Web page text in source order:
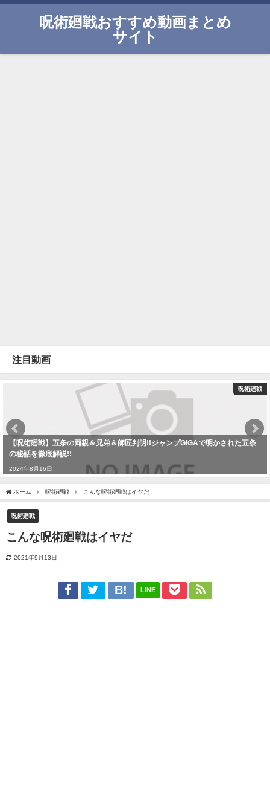
呪術廻戦おすすめ動画まとめ
サイト
注目動画
呪術廻戦
【呪術廻戦】五条の両親＆兄弟＆師匠判明!!ジャンプGIGAで明かされた五条
の秘話を徹底解説!!
2024年8月16日
ホーム 呪術廻戦 こんな呪術廻戦はイヤだ
呪術廻戦
こんな呪術廻戦はイヤだ
2021年9月13日
LINE